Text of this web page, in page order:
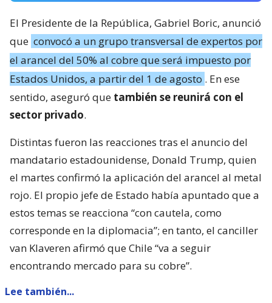
El Presidente de la República, Gabriel Boric, anunció
que convocó a un grupo transversal de expertos por
el arancel del 50% al cobre que será impuesto por
Estados Unidos, a partir del 1 de agosto . En ese
sentido, aseguró que también se reunirá con el
sector privado.
Distintas fueron las reacciones tras el anuncio del
mandatario estadounidense, Donald Trump, quien
el martes confirmó la aplicación del arancel al metal
rojo. El propio jefe de Estado había apuntado que a
estos temas se reacciona “con cautela, como
corresponde en la diplomacia”; en tanto, el canciller
van Klaveren afirmó que Chile “va a seguir
encontrando mercado para su cobre”.
Lee también...